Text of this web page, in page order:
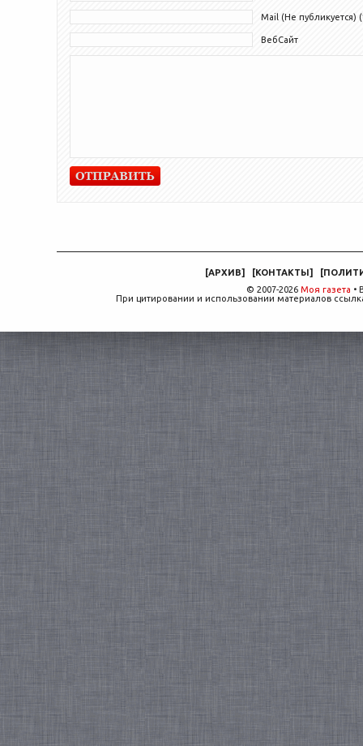
Mail (Не публикуется)
ВебСайт
[АРХИВ] [КОНТАКТЫ] [
© 2007-2026 Моя газета •
При цитировании и использовании материалов